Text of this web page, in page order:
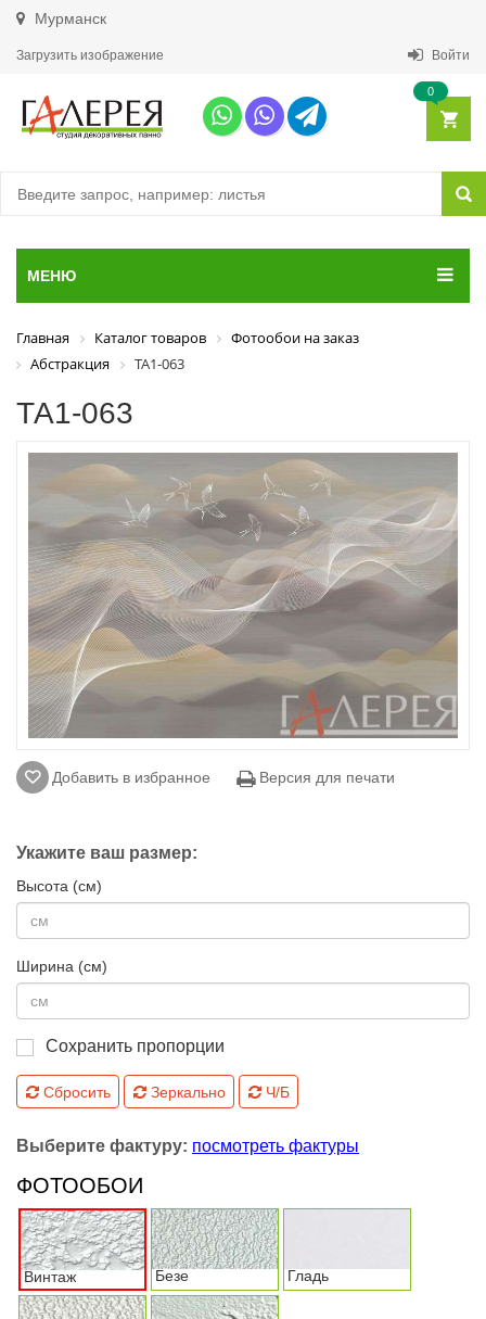
Мурманск
Загрузить изображение Войти
0
МЕНЮ
Главная Каталог товаров
Фотообои на заказ
Абстракция
ТА1-063
ТА1-063
Добавить в избранное Версия для печати
Укажите ваш размер:
Высота (см)
Ширина (см)
Сохранить пропорции
Сбросить Зеркально Ч/Б
Выберите фактуру: посмотреть фактуры
ФОТООБОИ
Винтаж Безе Гладь